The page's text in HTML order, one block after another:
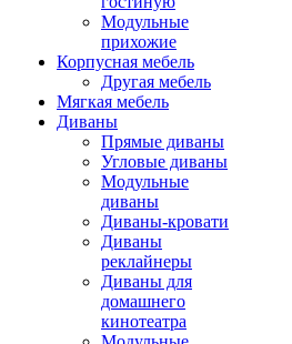
Модульные
прихожие
Корпусная мебель
Другая мебель
Мягкая мебель
Диваны
Прямые диваны
Угловые диваны
Модульные
диваны
Диваны-кровати
Диваны
реклайнеры
Диваны для
домашнего
кинотеатра